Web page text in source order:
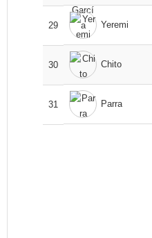
29 Yeremi
30 Chito
31 Parra